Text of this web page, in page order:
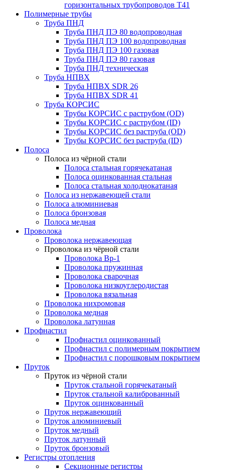
горизонтальных трубопроводов Т41
Полимерные трубы
Труба ПНД
Труба ПНД ПЭ 80 водопроводная
Труба ПНД ПЭ 100 водопроводная
Труба ПНД ПЭ 100 газовая
Труба ПНД ПЭ 80 газовая
Труба ПНД техническая
Труба НПВХ
Труба НПВХ SDR 26
Труба НПВХ SDR 41
Труба КОРСИС
Трубы КОРСИС с раструбом (OD)
Трубы КОРСИС с раструбом (ID)
Трубы КОРСИС без раструба (OD)
Трубы КОРСИС без раструба (ID)
Полоса
Полоса из чёрной стали
Полоса стальная горячекатаная
Полоса оцинкованная стальная
Полоса стальная холоднокатаная
Полоса из нержавеющей стали
Полоса алюминиевая
Полоса бронзовая
Полоса медная
Проволока
Проволока нержавеющая
Проволока из чёрной стали
Проволока Вр-1
Проволока пружинная
Проволока сварочная
Проволока низкоуглеродистая
Проволока вязальная
Проволока нихромовая
Проволока медная
Проволока латунная
Профнастил
Профнастил оцинкованный
Профнастил с полимерным покрытием
Профнастил с порошковым покрытием
Пруток
Пруток из чёрной стали
Пруток стальной горячекатаный
Пруток стальной калиброванный
Пруток оцинкованный
Пруток нержавеющий
Пруток алюминиевый
Пруток медный
Пруток латунный
Пруток бронзовый
Регистры отопления
Секционные регистры